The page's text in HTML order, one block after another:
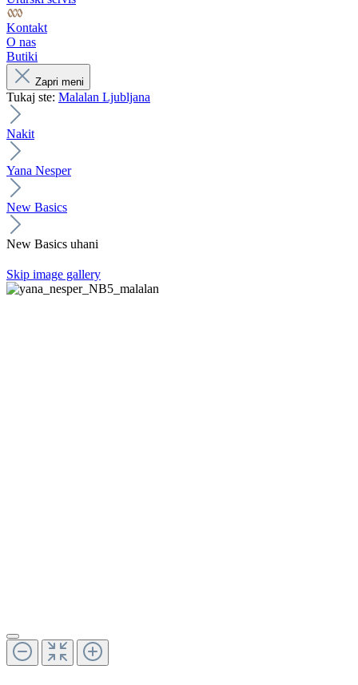
Kontakt
O nas
Butiki
Zapri meni
Tukaj ste: Malalan Ljubljana
Nakit
Yana Nesper
New Basics
New Basics uhani
Skip image gallery